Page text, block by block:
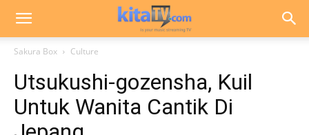
Sakura Box Culture
Utsukushi-gozensha, Kuil
Untuk Wanita Cantik Di